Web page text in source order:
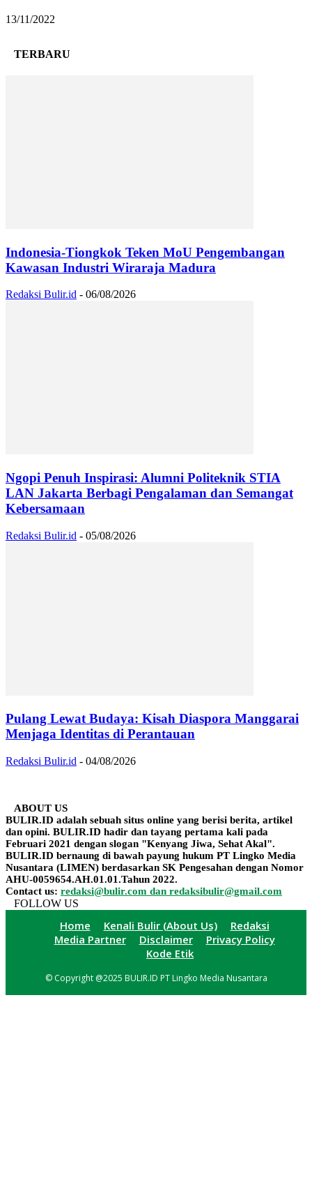
13/11/2022
TERBARU
Indonesia-Tiongkok Teken MoU Pengembangan
Kawasan Industri Wiraraja Madura
Redaksi Bulir.id - 06/08/2026
Ngopi Penuh Inspirasi: Alumni Politeknik STIA
LAN Jakarta Berbagi Pengalaman dan Semangat
Kebersamaan
Redaksi Bulir.id - 05/08/2026
Pulang Lewat Budaya: Kisah Diaspora Manggarai
Menjaga Identitas di Perantauan
Redaksi Bulir.id - 04/08/2026
ABOUT US
BULIR.ID adalah sebuah situs online yang berisi berita, artikel
dan opini. BULIR.ID hadir dan tayang pertama kali pada
Februari 2021 dengan slogan "Kenyang Jiwa, Sehat Akal".
BULIR.ID bernaung di bawah payung hukum PT Lingko Media
Nusantara (LIMEN) berdasarkan SK Pengesahan dengan Nomor
AHU-0059654.AH.01.01.Tahun 2022.
Contact us: redaksi@bulir.com dan redaksibulir@gmail.com
FOLLOW US
Home Kenali Bulir (About Us)
Redaksi
Media Partner
Disclaimer
Privacy Policy
Kode Etik
© Copyright @2025 BULIR.ID PT Lingko Media Nusantara